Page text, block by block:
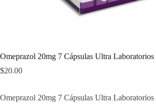
Omeprazol 20mg 7 Cápsulas Ultra Laboratorios
$20.00
Omeprazol 20mg 7 Cápsulas Ultra Laboratorios